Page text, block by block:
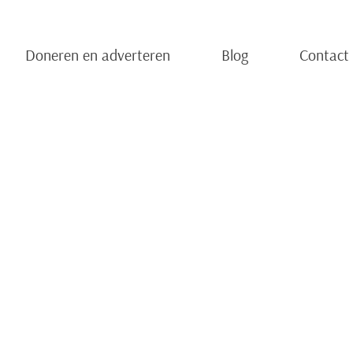
Doneren en adverteren Blog Contact